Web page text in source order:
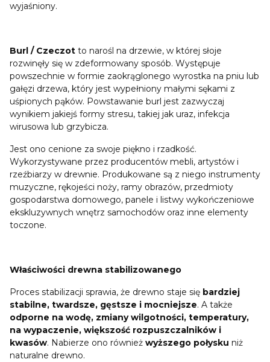
wyjaśniony.
Burl / Czeczot to narośl na drzewie, w której słoje
rozwinęły się w zdeformowany sposób. Występuje
powszechnie w formie zaokrąglonego wyrostka na pniu lub
gałęzi drzewa, który jest wypełniony małymi sękami z
uśpionych pąków. Powstawanie burl jest zazwyczaj
wynikiem jakiejś formy stresu, takiej jak uraz, infekcja
wirusowa lub grzybicza.
Jest ono cenione za swoje piękno i rzadkość.
Wykorzystywane przez producentów mebli, artystów i
rzeźbiarzy w drewnie. Produkowane są z niego instrumenty
muzyczne, rękojeści noży, ramy obrazów, przedmioty
gospodarstwa domowego, panele i listwy wykończeniowe
ekskluzywnych wnętrz samochodów oraz inne elementy
toczone.
Właściwości drewna stabilizowanego
Proces stabilizacji sprawia, że drewno staje się bardziej
stabilne, twardsze, gęstsze i mocniejsze. A także
odporne na wodę, zmiany wilgotności, temperatury,
na wypaczenie, większość rozpuszczalników i
kwasów. Nabierze ono również wyższego połysku niż
naturalne drewno.